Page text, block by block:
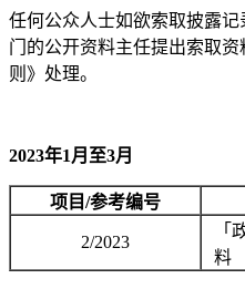
任何公众人士如欲索取披露
门的公开资料主任提出索取
则》处理。
2023年1月至3月
项目/参考编号
2/2023
「
料